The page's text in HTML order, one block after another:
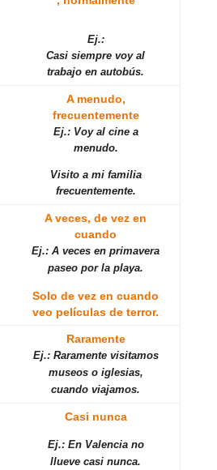
Ej.:
Casi siempre voy al
trabajo en autobús.
A menudo,
frecuentemente
Ej.: Voy al cine a
menudo.
Visito a mi familia
frecuentemente.
A veces, de vez en
cuando
Ej.: A veces en primavera
paseo por la playa.
Solo de vez en cuando
veo películas de terror.
Raramente
Ej.: Raramente visitamos
museos o iglesias,
cuando viajamos.
Casi nunca
Ej.: En Valencia no
llueve casi nunca.